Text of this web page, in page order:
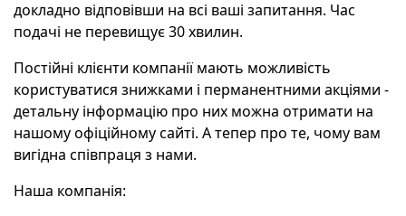
докладно відповівши на всі ваші запитання. Час
подачі не перевищує 30 хвилин.
Постійні клієнти компанії мають можливість
користуватися знижками і перманентними акціями -
детальну інформацію про них можна отримати на
нашому офіційному сайті. А тепер про те, чому вам
вигідна співпраця з нами.
Наша компанія: